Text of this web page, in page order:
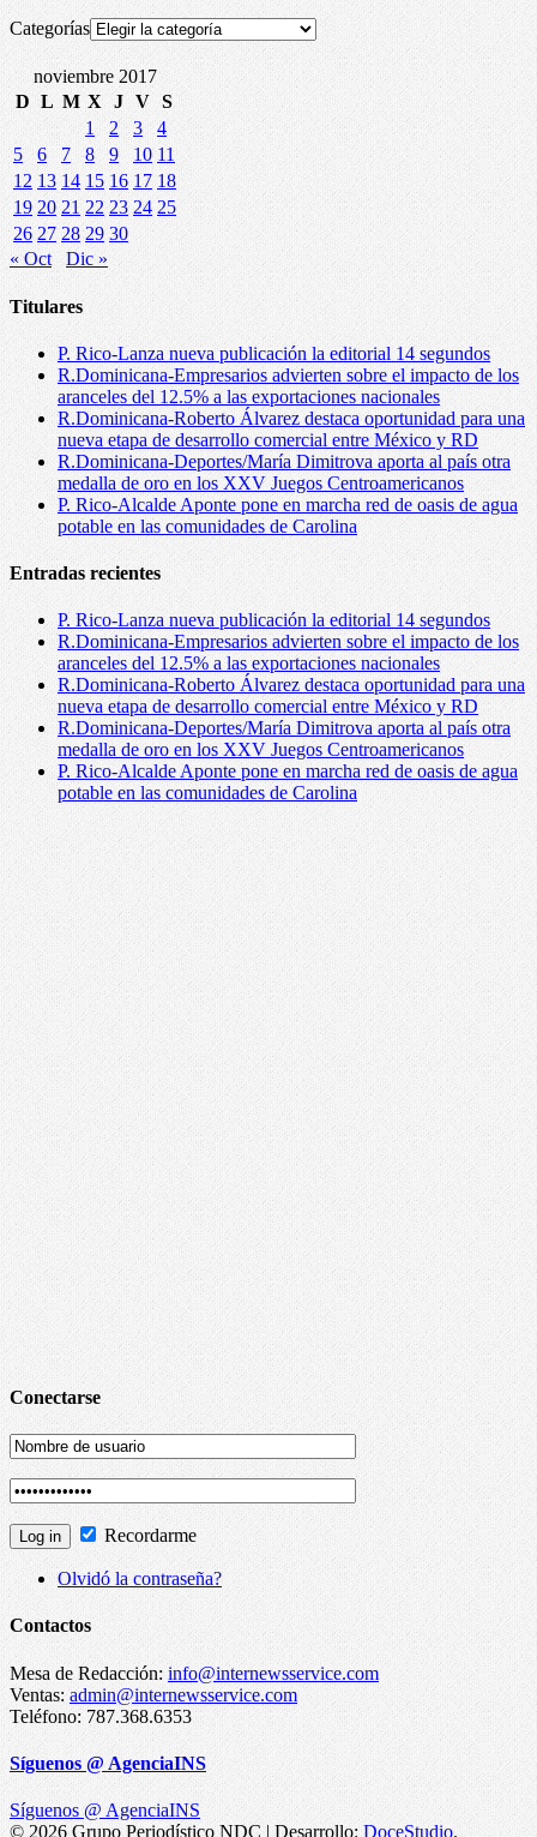
Categorías
noviembre 2017
D L M X J V S
1
2 3
4
5
6 7 8 9 10 11
12 13 14 15 16 17 18
19 20 21 22 23 24 25
26 27 28 29 30
« Oct
Dic »
Titulares
P. Rico-Lanza nueva publicación la editorial 14 segundos
R.Dominicana-Empresarios advierten sobre el impacto de los
aranceles del 12.5% a las exportaciones nacionales
R.Dominicana-Roberto Álvarez destaca oportunidad para una
nueva etapa de desarrollo comercial entre México y RD
R.Dominicana-Deportes/María Dimitrova aporta al país otra
medalla de oro en los XXV Juegos Centroamericanos
P. Rico-Alcalde Aponte pone en marcha red de oasis de agua
potable en las comunidades de Carolina
Entradas recientes
P. Rico-Lanza nueva publicación la editorial 14 segundos
R.Dominicana-Empresarios advierten sobre el impacto de los
aranceles del 12.5% a las exportaciones nacionales
R.Dominicana-Roberto Álvarez destaca oportunidad para una
nueva etapa de desarrollo comercial entre México y RD
R.Dominicana-Deportes/María Dimitrova aporta al país otra
medalla de oro en los XXV Juegos Centroamericanos
P. Rico-Alcalde Aponte pone en marcha red de oasis de agua
potable en las comunidades de Carolina
Conectarse
Recordarme
Olvidó la contraseña?
Contactos
Mesa de Redacción: info@internewsservice.com
Ventas:admin@internewsservice.com
Teléfono: 787.368.6353
Síguenos @ AgenciaINS
Síguenos @ AgenciaINS
© 2026 Grupo Periodístico NDC | Desarrollo:DoceStudio.